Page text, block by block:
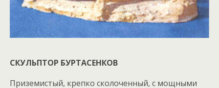
СКУЛЬПТОР БУРТАСЕНКОВ
Приземистый, крепко сколоченный, с мощными